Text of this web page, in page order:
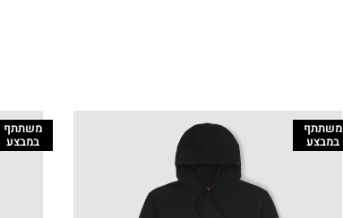
משתתף
במבצע
משתתף
במבצע